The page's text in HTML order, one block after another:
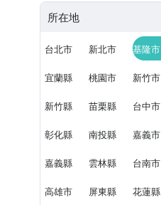
所在地
台北市 新北市 基隆市
宜蘭縣 桃園市 新竹市
新竹縣 苗栗縣 台中市
彰化縣 南投縣 嘉義市
嘉義縣 雲林縣 台南市
高雄市 屏東縣 花蓮縣